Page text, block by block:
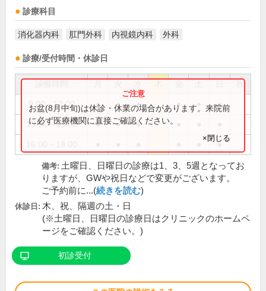
診療科目
消化器内科 肛門外科 内視鏡内科 外科
診療/受付時間・休診日
祝
9:00～12:00 ● ● ● ● ●
13:00～16:00 ● ● ●
●
お盆(8月中旬)は休診・休業の場合があります。来院前
に必ず医療機関に直接ご確認ください。
×閉じる
備考: 土曜日、日曜日の診療は1、3、5週となってお
りますが、GWや祝日などで変更がございます。
ご予約前に...(続きを読む)
休診日: 木、祝、隔週の土・日
(※土曜日、日曜日の診療日はクリニックのホームペ
ージをご確認ください。)
初診受付